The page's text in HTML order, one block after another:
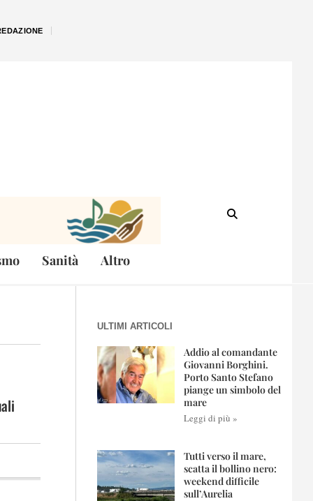
Sanità Altro
ULTIMI ARTICOLI
Addio al comandante
Giovanni Borghini.
Porto Santo Stefano
piange un simbolo del
mare
Leggi di più »
Tutti verso il mare,
scatta il bollino nero:
weekend difficile
sull’Aurelia